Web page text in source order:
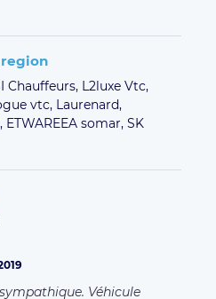
Chauffeurs, L2luxe Vtc,
vtc, Laurenard,
ETWAREEA somar, SK
Véhicule